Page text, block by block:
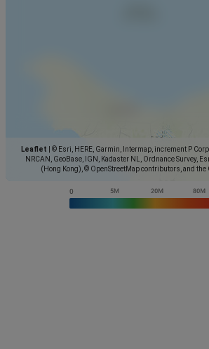
Leaflet
© Esri, HERE, Garmin, Intermap, increment P
NRCAN, GeoBase, IGN, Kadaster NL, Ordnance Survey,
(Hong Kong), © OpenStreetMap contributors, and the